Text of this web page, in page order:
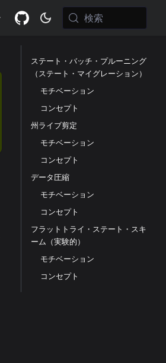
検索
ステート・バッチ・プルーニング
（ステート・マイグレーション）
モチベーション
コンセプト
州ライブ剪定
モチベーション
コンセプト
データ圧縮
モチベーション
コンセプト
フラットトライ・ステート・スキ
ーム（実験的）
モチベーション
コンセプト